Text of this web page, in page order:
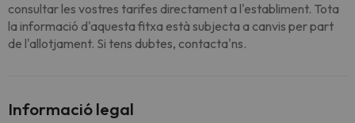
consultar les vostres tarifes directament a l'establiment. Tota
la informació d'aquesta fitxa està subjecta a canvis per part
de l'allotjament. Si tens dubtes, contacta'ns.
Informació legal